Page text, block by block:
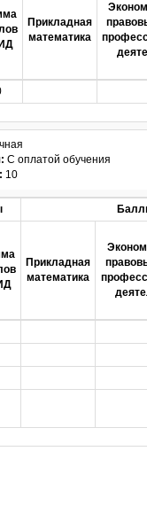
Прикладная
математика
С оплатой обучения
10
Прикладная
математика